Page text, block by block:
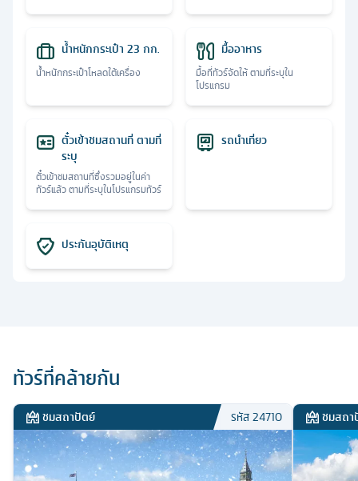
น้ำหนักกระเป๋า 23 กก.
น้ำหนักกระเป๋าโหลดใต้เครื่อง
มื้ออาหาร
มื้อที่ทัวร์จัดให้ ตามที่ระบุใน
โปรแกรม
ตั๋วเข้าชมสถานที่ ตามที่
ระบุ
ตั๋วเข้าชมสถานที่ซึ่งรวมอยู่ในค่า
ทัวร์แล้ว ตามที่ระบุในโปรแกรมทัวร์
รถนำเที่ยว
ประกันอุบัติเหตุ
ทัวร์ที่คล้ายกัน
ชมสถาปัตย์ รหัส24710 ชมสถ